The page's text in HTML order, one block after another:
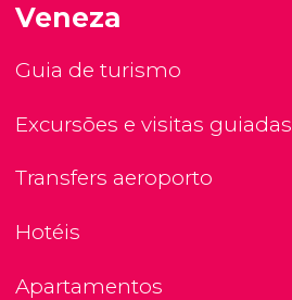
Veneza
Guia de turismo
Excursões e visitas guiadas
Transfers aeroporto
Hotéis
Apartamentos